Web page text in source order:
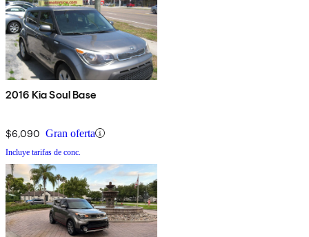
2016 Kia Soul Base
$6,090 Gran oferta
Incluye tarifas de conc.